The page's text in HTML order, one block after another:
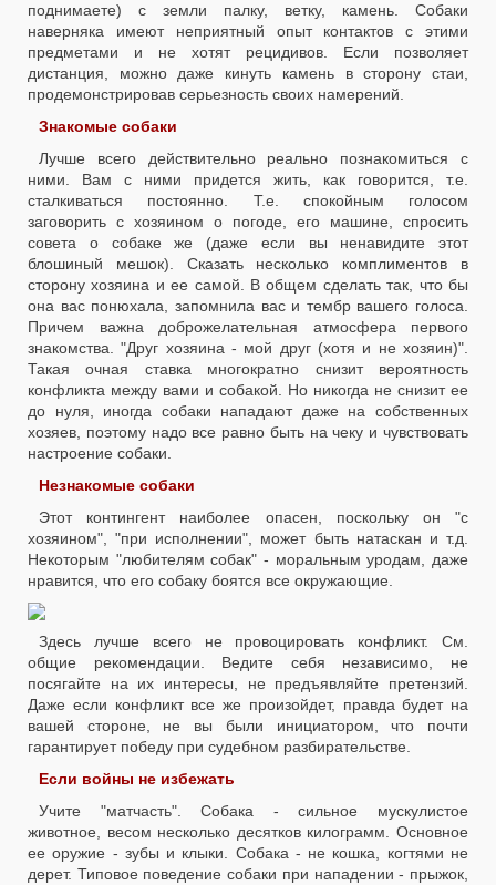
поднимаете) с земли палку, ветку, камень. Собаки
наверняка имеют неприятный опыт контактов с этими
предметами и не хотят рецидивов. Если позволяет
дистанция, можно даже кинуть камень в сторону стаи,
продемонстрировав серьезность своих намерений.
Знакомые собаки
Лучше всего действительно реально познакомиться с
ними. Вам с ними придется жить, как говорится, т.е.
сталкиваться постоянно. Т.е. спокойным голосом
заговорить с хозяином о погоде, его машине, спросить
совета о собаке же (даже если вы ненавидите этот
блошиный мешок). Сказать несколько комплиментов в
сторону хозяина и ее самой. В общем сделать так, что бы
она вас понюхала, запомнила вас и тембр вашего голоса.
Причем важна доброжелательная атмосфера первого
знакомства. "Друг хозяина - мой друг (хотя и не хозяин)".
Такая очная ставка многократно снизит вероятность
конфликта между вами и собакой. Но никогда не снизит ее
до нуля, иногда собаки нападают даже на собственных
хозяев, поэтому надо все равно быть на чеку и чувствовать
настроение собаки.
Незнакомые собаки
Этот контингент наиболее опасен, поскольку он "с
хозяином", "при исполнении", может быть натаскан и т.д.
Некоторым "любителям собак" - моральным уродам, даже
нравится, что его собаку боятся все окружающие.
Здесь лучше всего не провоцировать конфликт. См.
общие рекомендации. Ведите себя независимо, не
посягайте на их интересы, не предъявляйте претензий.
Даже если конфликт все же произойдет, правда будет на
вашей стороне, не вы были инициатором, что почти
гарантирует победу при судебном разбирательстве.
Если войны не избежать
Учите "матчасть". Собака - сильное мускулистое
животное, весом несколько десятков килограмм. Основное
ее оружие - зубы и клыки. Собака - не кошка, когтями не
дерет. Типовое поведение собаки при нападении - прыжок,